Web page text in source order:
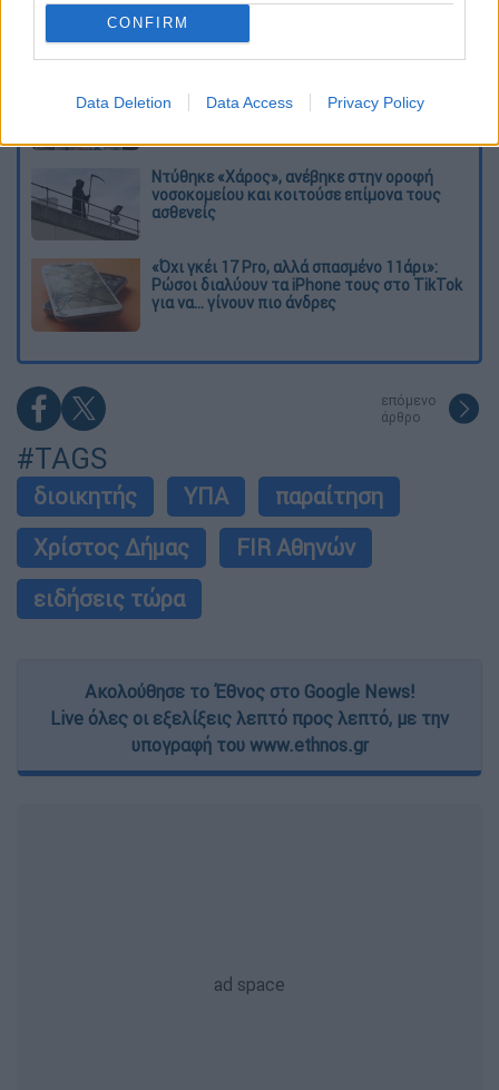
CONFIRM
Data Deletion Data Access Privacy Policy
περιορισμοί: Το Ιράν σκληραίνει τη γραμμή
στο εσωτερικό εν μέσω πολέμου
38χρονης Βρετανίδας που δολοφονήθηκε
Ντύθηκε «Χάρος», ανέβηκε στην οροφή
νοσοκομείου και κοιτούσε επίμονα τους
ασθενείς
«Όχι γκέι 17 Pro, αλλά σπασμένο 11άρι»:
Ρώσοι διαλύουν τα iPhone τους στο TikTok
για να... γίνουν πιο άνδρες
επόμενο
άρθρο
#TAGS
διοικητής ΥΠΑ
παραίτηση
Χρίστος Δήμας
FIR Αθηνών
ειδήσεις τώρα
Ακολούθησε το Έθνος στο Google News!
Live όλες οι εξελίξεις λεπτό προς λεπτό, με την
υπογραφή του www.ethnos.gr